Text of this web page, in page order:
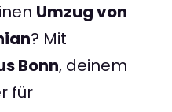
Umzug von
? Mit
Bonn, deinem
für